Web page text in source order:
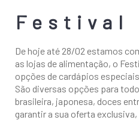
Festival
De hoje até 28/02 estamos
as lojas de alimentação, o
opções de cardápios
São diversas opções para
brasileira, japonesa, doces
garantir a sua oferta